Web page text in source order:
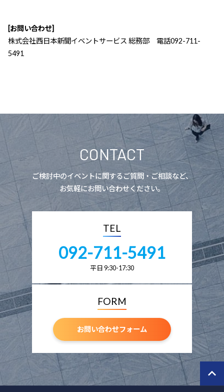
[お問い合わせ]
株式会社西日本新聞イベントサービス 総務部 電話092-711-
5491
CONTACT
ご検討中のイベントに関するご質問・ご相談など、
お気軽にお問い合わせください。
TEL
092-711-5491
平日 9:30-17:30
FORM
お問い合わせフォーム